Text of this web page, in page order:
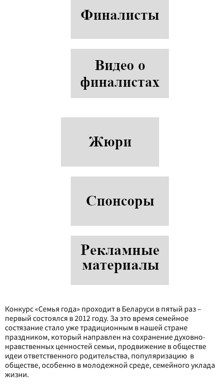
Конкурс «Семья года» проходит в Беларуси в пятый раз –
первый состоялся в 2012 году. За это время семейное
состязание стало уже традиционным в нашей стране
праздником, который направлен на сохранение духовно-
нравственных ценностей семьи, продвижение в обществе
идеи ответственного родительства, популяризацию в
обществе, особенно в молодежной среде, семейного уклада
жизни.